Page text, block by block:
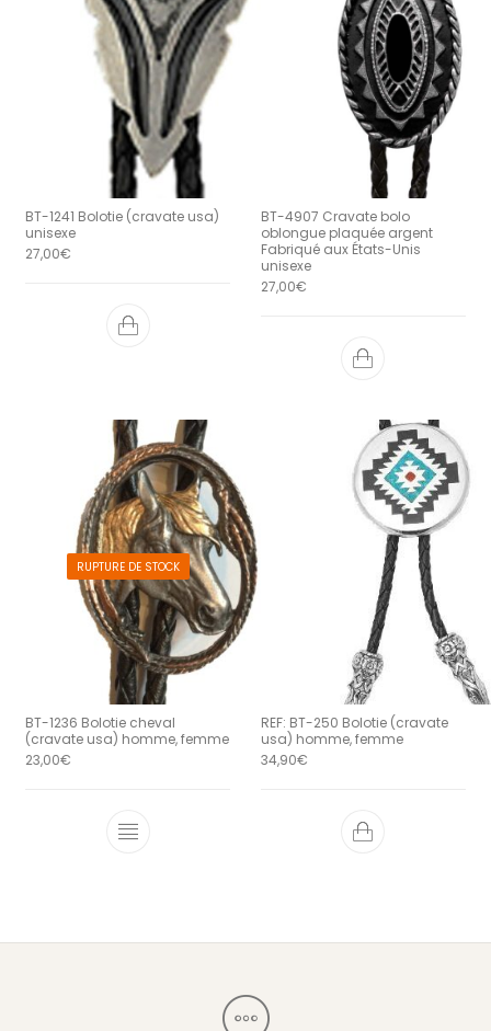
BT-1241 Bolotie (cravate usa)
unisexe
27,00€
BT-4907 Cravate bolo
oblongue plaquée argent
Fabriqué aux États-Unis
unisexe
27,00€
RUPTURE DE STOCK
BT-1236 Bolotie cheval
(cravate usa) homme, femme
23,00€
REF: BT-250 Bolotie (cravate
usa) homme, femme
34,90€